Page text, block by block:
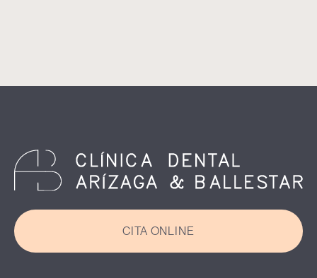
CITA ONLINE